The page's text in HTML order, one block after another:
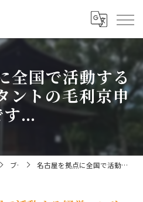
全国で活動する
ントの毛利京申
す...
ブログ 名古屋を拠点に全国で活動する経営コンサルタントの毛利京申です...